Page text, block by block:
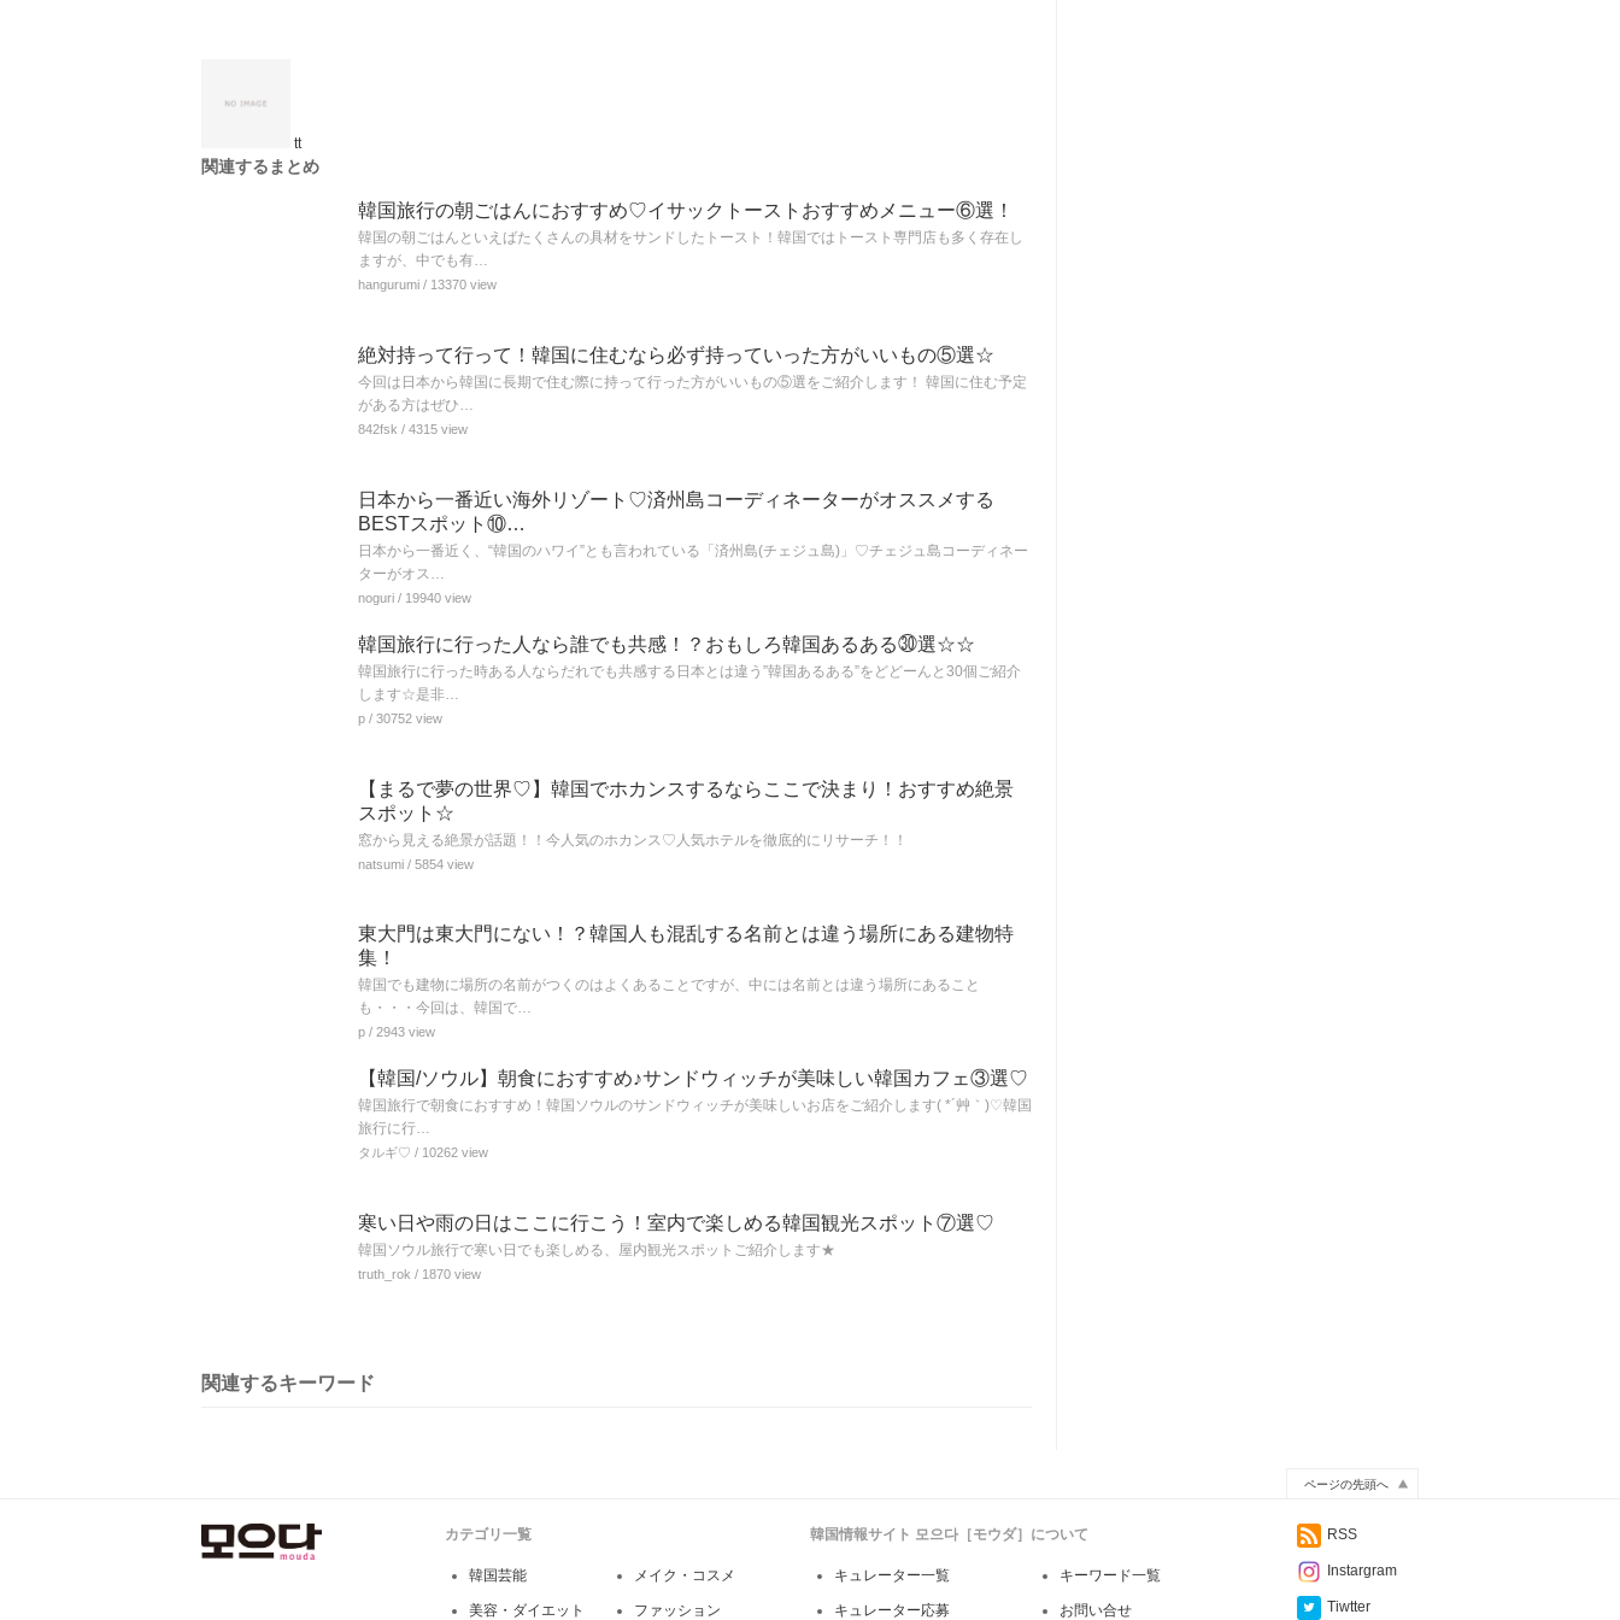
tt
関連するまとめ
韓国旅行の朝ごはんにおすすめ♡イサックトーストおすすめメニュー⑥選！
韓国の朝ごはんといえばたくさんの具材をサンドしたトースト！韓国ではトースト専門店も多く存在し
ますが、中でも有…
hangurumi / 13370 view
絶対持って行って！韓国に住むなら必ず持っていった方がいいもの⑤選☆
今回は日本から韓国に長期で住む際に持って行った方がいいもの⑤選をご紹介します！ 韓国に住む予定
がある方はぜひ…
842fsk / 4315 view
日本から一番近い海外リゾート♡済州島コーディネーターがオススメする
BESTスポット⑩…
日本から一番近く、“韓国のハワイ”とも言われている「済州島(チェジュ島)」♡チェジュ島コーディネー
ターがオス…
noguri / 19940 view
韓国旅行に行った人なら誰でも共感！？おもしろ韓国あるある㉚選☆☆
韓国旅行に行った時ある人ならだれでも共感する日本とは違う”韓国あるある”をどどーんと30個ご紹介
します☆是非…
p / 30752 view
【まるで夢の世界♡】韓国でホカンスするならここで決まり！おすすめ絶景
スポット☆
窓から見える絶景が話題！！今人気のホカンス♡人気ホテルを徹底的にリサーチ！！
natsumi / 5854 view
東大門は東大門にない！？韓国人も混乱する名前とは違う場所にある建物特
集！
韓国でも建物に場所の名前がつくのはよくあることですが、中には名前とは違う場所にあること
も・・・今回は、韓国で…
p / 2943 view
【韓国/ソウル】朝食におすすめ♪サンドウィッチが美味しい韓国カフェ③選♡
韓国旅行で朝食におすすめ！韓国ソウルのサンドウィッチが美味しいお店をご紹介します( *´艸｀)♡韓国
旅行に行…
タルギ♡ / 10262 view
寒い日や雨の日はここに行こう！室内で楽しめる韓国観光スポット⑦選♡
韓国ソウル旅行で寒い日でも楽しめる、屋内観光スポットご紹介します★
truth_rok / 1870 view
関連するキーワード
ページの先頭へ
カテゴリ一覧
韓国芸能 メイク・コスメ
美容・ダイエット ファッション
韓国情報サイト 모으다［モウダ］について
キュレーター一覧 キーワード一覧
キュレーター応募 お問い合せ
RSS
Instargram
Tiwtter